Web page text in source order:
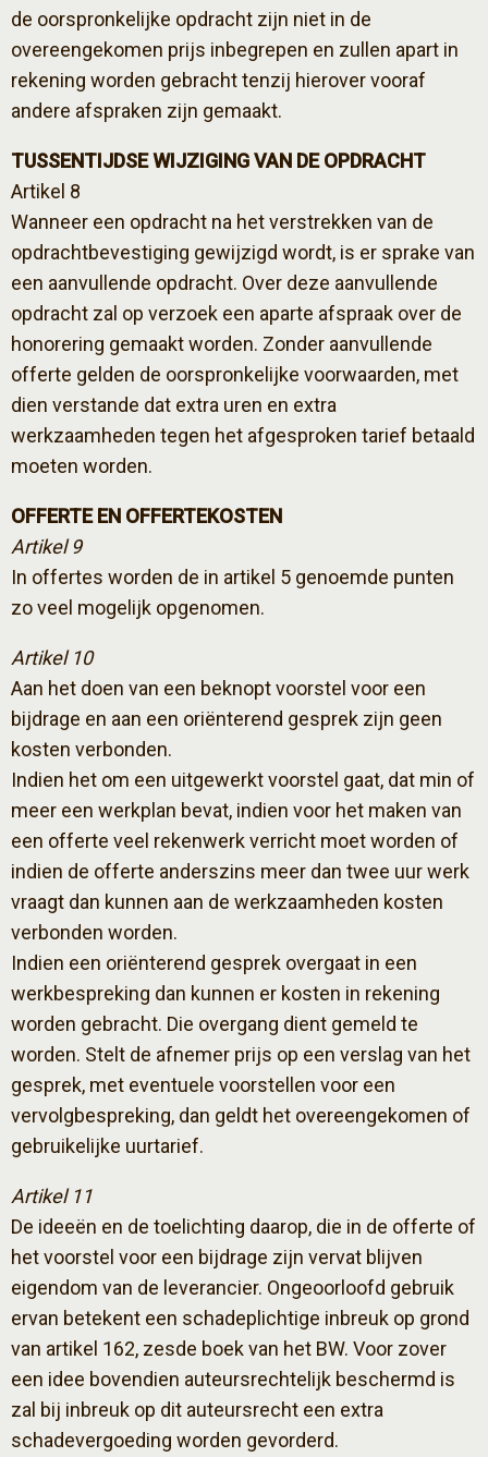
de oorspronkelijke opdracht zijn niet in de
overeengekomen prijs inbegrepen en zullen apart in
rekening worden gebracht tenzij hierover vooraf
andere afspraken zijn gemaakt.
TUSSENTIJDSE WIJZIGING VAN DE OPDRACHT
Artikel 8
Wanneer een opdracht na het verstrekken van de
opdrachtbevestiging gewijzigd wordt, is er sprake van
een aanvullende opdracht. Over deze aanvullende
opdracht zal op verzoek een aparte afspraak over de
honorering gemaakt worden. Zonder aanvullende
offerte gelden de oorspronkelijke voorwaarden, met
dien verstande dat extra uren en extra
werkzaamheden tegen het afgesproken tarief betaald
moeten worden.
OFFERTE EN OFFERTEKOSTEN
Artikel 9
In offertes worden de in artikel 5 genoemde punten
zo veel mogelijk opgenomen.
Artikel 10
Aan het doen van een beknopt voorstel voor een
bijdrage en aan een oriënterend gesprek zijn geen
kosten verbonden.
Indien het om een uitgewerkt voorstel gaat, dat min of
meer een werkplan bevat, indien voor het maken van
een offerte veel rekenwerk verricht moet worden of
indien de offerte anderszins meer dan twee uur werk
vraagt dan kunnen aan de werkzaamheden kosten
verbonden worden.
Indien een oriënterend gesprek overgaat in een
werkbespreking dan kunnen er kosten in rekening
worden gebracht. Die overgang dient gemeld te
worden. Stelt de afnemer prijs op een verslag van het
gesprek, met eventuele voorstellen voor een
vervolgbespreking, dan geldt het overeengekomen of
gebruikelijke uurtarief.
Artikel 11
De ideeën en de toelichting daarop, die in de offerte of
het voorstel voor een bijdrage zijn vervat blijven
eigendom van de leverancier. Ongeoorloofd gebruik
ervan betekent een schadeplichtige inbreuk op grond
van artikel 162, zesde boek van het BW. Voor zover
een idee bovendien auteursrechtelijk beschermd is
zal bij inbreuk op dit auteursrecht een extra
schadevergoeding worden gevorderd.